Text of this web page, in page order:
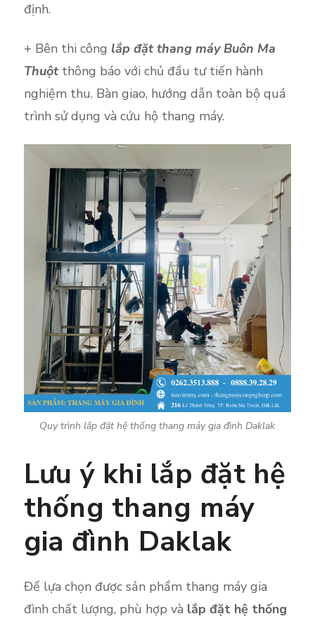
định.
+ Bên thi công lắp đặt thang máy Buôn Ma
Thuộtthông báo với chủ đầu tư tiến hành
nghiệm thu. Bàn giao, hướng dẫn toàn bộ quá
trình sử dụng và cứu hộ thang máy.
Quy trình lắp đặt hệ thống thang máy gia đình Daklak
Lưu ý khi lắp đặt hệ
thống thang máy
gia đình Daklak
Để lựa chọn được sản phẩm thang máy gia
đình chất lượng, phù hợp và lắp đặt hệ thống